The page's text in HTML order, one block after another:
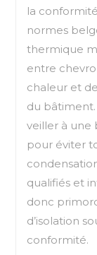
la
normes
thermique
entre
chaleur et
du
veiller à une
pour éviter
qualifiés et
donc
d’isolation
conformité.